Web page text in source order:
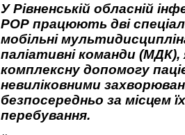
У Рівненській обласній
РОР працюють дві
мобільні
паліативні команди (МДК),
комплексну допомогу
невиліковними
безпосередньо за місцем
перебування.